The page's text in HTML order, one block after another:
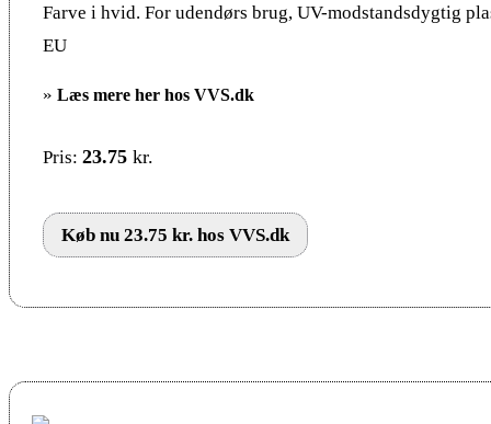
Farve i hvid. For udendørs brug, UV-modstandsdygtig
EU
» Læs mere her hos VVS.dk
Pris: 23.75 kr.
Køb nu 23.75 kr. hos VVS.dk